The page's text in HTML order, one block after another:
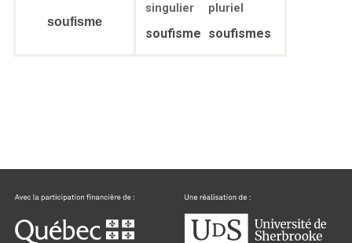
soufisme
singulier pluriel
soufisme soufismes